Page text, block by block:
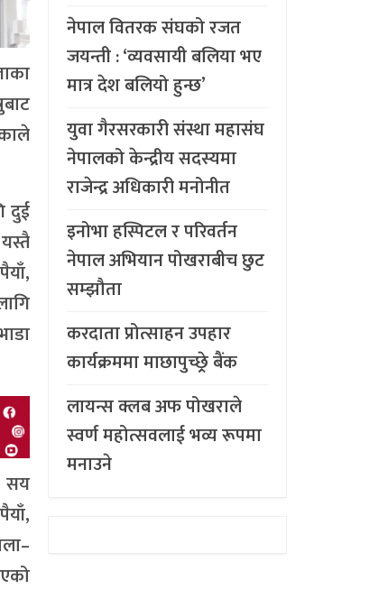
दुई
सय
नेपाल वितरक संघको रजत
जयन्ती : ‘व्यवसायी बलिया भए
मात्र देश बलियो हुन्छ’
युवा गैरसरकारी संस्था महासंघ
नेपालको केन्द्रीय सदस्यमा
राजेन्द्र अधिकारी मनोनीत
इनोभा हस्पिटल र परिवर्तन
नेपाल अभियान पोखराबीच छुट
सम्झौता
करदाता प्रोत्साहन उपहार
कार्यक्रममा माछापुच्छ्र्रे बैंक
लायन्स क्लब अफ पोखराले
स्वर्ण महोत्सवलाई भव्य रूपमा
मनाउने